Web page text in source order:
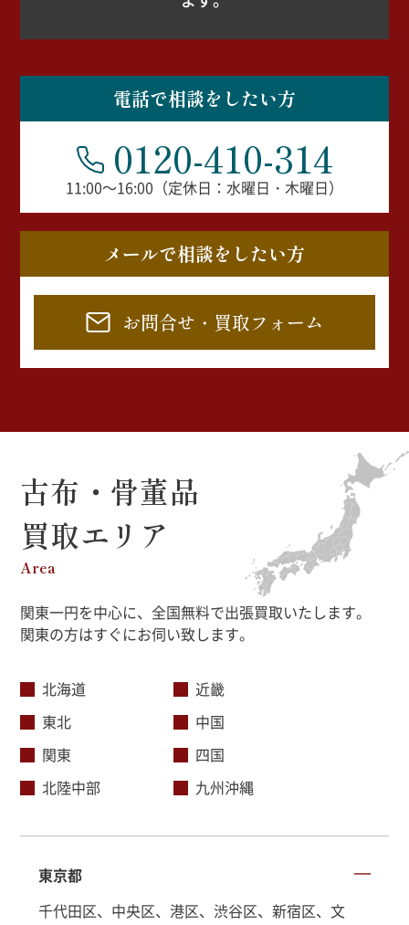
電話で相談をしたい方
0120-410-314
11:00～16:00（定休日：水曜日・木曜日）
メールで相談をしたい方
お問合せ・買取フォーム
古布・骨董品
買取エリア
Area
関東一円を中心に、全国無料で出張買取いたします。
関東の方はすぐにお伺い致します。
北海道
東北
関東
北陸中部
近畿
中国
四国
九州沖縄
東京都
千代田区、中央区、港区、渋谷区、新宿区、文